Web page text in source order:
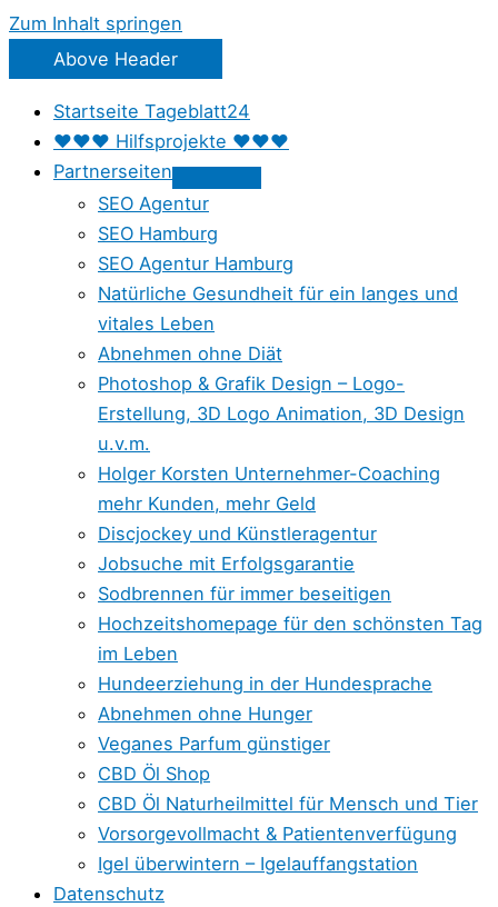
Zum Inhalt springen
Above Header
Startseite Tageblatt24
♥♥♥ Hilfsprojekte ♥♥♥
Partnerseiten
SEO Agentur
SEO Hamburg
SEO Agentur Hamburg
Natürliche Gesundheit für ein langes und
vitales Leben
Abnehmen ohne Diät
Photoshop & Grafik Design – Logo-
Erstellung, 3D Logo Animation, 3D Design
u.v.m.
Holger Korsten Unternehmer-Coaching
mehr Kunden, mehr Geld
Discjockey und Künstleragentur
Jobsuche mit Erfolgsgarantie
Sodbrennen für immer beseitigen
Hochzeitshomepage für den schönsten Tag
im Leben
Hundeerziehung in der Hundesprache
Abnehmen ohne Hunger
Veganes Parfum günstiger
CBD Öl Shop
CBD Öl Naturheilmittel für Mensch und Tier
Vorsorgevollmacht & Patientenverfügung
Igel überwintern – Igelauffangstation
Datenschutz